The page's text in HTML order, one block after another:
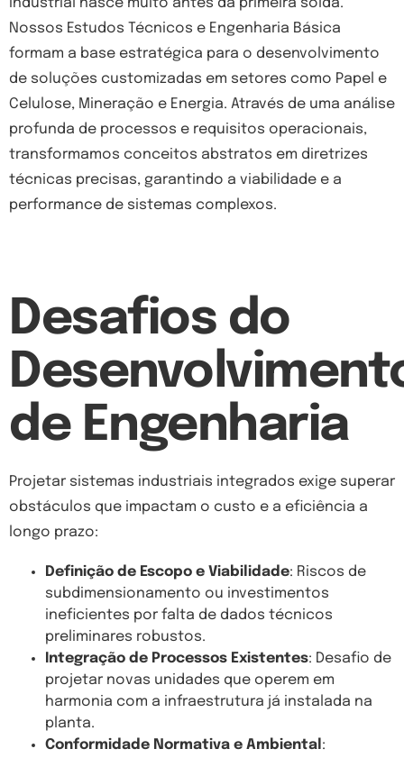
industrial nasce muito antes da primeira solda.
Nossos Estudos Técnicos e Engenharia Básica
formam a base estratégica para o desenvolvimento
de soluções customizadas em setores como Papel e
Celulose, Mineração e Energia. Através de uma análise
profunda de processos e requisitos operacionais,
transformamos conceitos abstratos em diretrizes
técnicas precisas, garantindo a viabilidade e a
performance de sistemas complexos.
Desafios do
de Engenharia
Projetar sistemas industriais integrados exige superar
obstáculos que impactam o custo e a eficiência a
longo prazo:
Definição de Escopo e Viabilidade: Riscos de
subdimensionamento ou investimentos
ineficientes por falta de dados técnicos
preliminares robustos.
Integração de Processos Existentes: Desafio de
projetar novas unidades que operem em
harmonia com a infraestrutura já instalada na
planta.
Conformidade Normativa e Ambiental :